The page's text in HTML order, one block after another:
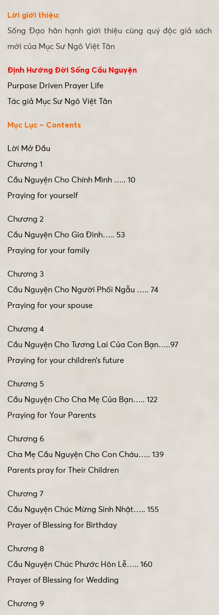
Lời giới thiệu:
Sống Đạo
hân hạnh giới thiệu cùng quý độc giả sách
mới của Mục Sư Ngô Việt Tân
Định Hướng Đời Sống Cầu Nguyện
Purpose Driven Prayer Life
Tác giả Mục Sư Ngô Việt Tân
Mục Lục – Contents
Lời Mở Đầu
Chương 1
Cầu Nguyện Cho Chính Mình ….. 10
Praying for yourself
Chương 2
Cầu Nguyện Cho Gia Đình….. 53
Praying for your family
Chương 3
Cầu Nguyện Cho Người Phối Ngẫu ….. 74
Praying for your spouse
Chương 4
Cầu Nguyện Cho Tương Lai Của Con Bạn…..97
Praying for your children’s future
Chương 5
Cầu Nguyện Cho Cha Mẹ Của Bạn….. 122
Praying for Your Parents
Chương 6
Cha Mẹ Cầu Nguyện Cho Con Cháu….. 139
Parents pray for Their Children
Chương 7
Cầu Nguyện Chúc Mừng Sinh Nhật….. 155
Prayer of Blessing for Birthday
Chương 8
Cầu Nguyện Chúc Phước Hôn Lễ….. 160
Prayer of Blessing for Wedding
Chương 9